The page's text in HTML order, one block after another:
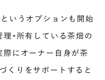
いうオプションも開始
・所有している茶畑の
際にオーナー自身が茶
くりをサポートすると